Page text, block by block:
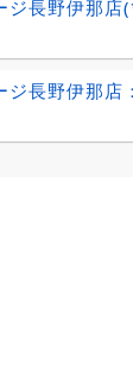
ジ長野伊那
ジ長野伊那